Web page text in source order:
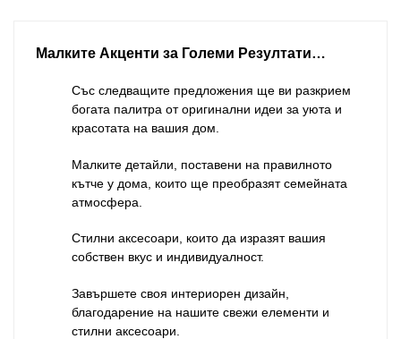
Малките Акценти за Големи Резултати…
Със следващите предложения ще ви разкрием
богата палитра от оригинални идеи за уюта и
красотата на вашия дом.
Малките детайли, поставени на правилното
кътче у дома, които ще преобразят семейната
атмосфера.
Стилни аксесоари, които да изразят вашия
собствен вкус и индивидуалност.
Завършете своя интериорен дизайн,
благодарение на нашите свежи елементи и
стилни аксесоари.